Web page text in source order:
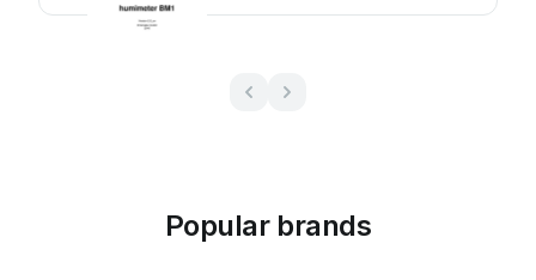
Popular brands